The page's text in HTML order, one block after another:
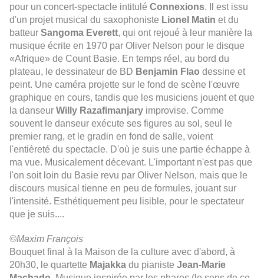
pour un concert-spectacle intitulé Connexions. Il est issu
d'un projet musical du saxophoniste Lionel Matin et du
batteur Sangoma Everett, qui ont rejoué à leur manière la
musique écrite en 1970 par Oliver Nelson pour le disque
«Afrique» de Count Basie. En temps réel, au bord du
plateau, le dessinateur de BD Benjamin Flao dessine et
peint. Une caméra projette sur le fond de scène l'œuvre
graphique en cours, tandis que les musiciens jouent et que
la danseur Willy Razafimanjary improvise. Comme
souvent le danseur exécute ses figures au sol, seul le
premier rang, et le gradin en fond de salle, voient
l'entièreté du spectacle. D'où je suis une partie échappe à
ma vue. Musicalement décevant. L'important n'est pas que
l'on soit loin du Basie revu par Oliver Nelson, mais que le
discours musical tienne en peu de formules, jouant sur
l'intensité. Esthétiquement peu lisible, pour le spectateur
que je suis....
©Maxim François
Bouquet final à la Maison de la culture avec d'abord, à
20h30, le quartette Majakka du pianiste Jean-Marie